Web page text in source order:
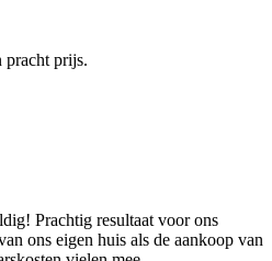
pracht prijs.
Prachtig resultaat voor ons
ons eigen huis als de aankoop van